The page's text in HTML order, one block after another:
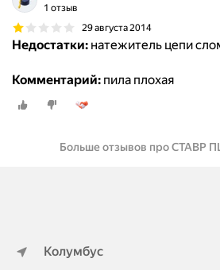
1 отзыв
29 августа 2014
Недостатки: натежитель цепи
Комментарий: пила плохая
Больше отзывов про СТАВР
Колумбус